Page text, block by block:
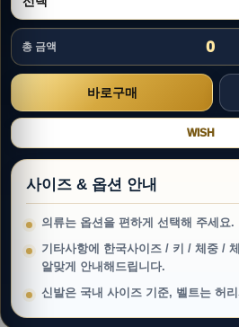
총 금액 0
WISH
사이즈 & 옵션 안내
의류는 옵션을 편하게 선택해 주세요.
기타사항에 한국사이즈 / 키 / 체중 /
알맞게 안내해드립니다.
신발은 국내 사이즈 기준, 벨트는 허